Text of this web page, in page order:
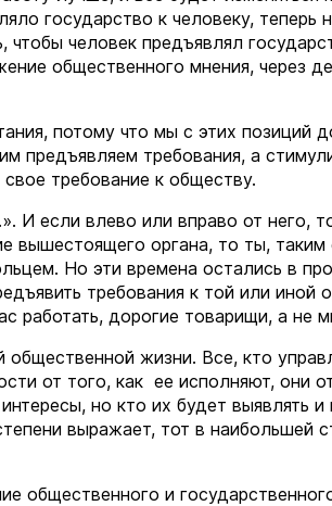
государство к человеку, теперь
человек предъявлял
общественного мнения, через
потому что мы с этих позиций
предъявляем требования, а
требование к обществу.
И если влево или вправо от него,
вышестоящего органа, то ты, таким
Но эти времена остались в
требования к той или иной
работать, дорогие товарищи, а не
жизни. Все, кто
от того, как ее исполняют, они
но кто их будет выявлять и
выражает, тот в наибольшей
общественного и